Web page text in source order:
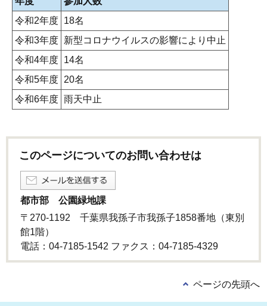
令和2年度 18名
令和3年度 新型コロナウイルスの影響により中止
令和4年度 14名
令和5年度 20名
令和6年度 雨天中止
このページについてのお問い合わせは
都市部 公園緑地課
〒270-1192 千葉県我孫子市我孫子1858番地（東別
館1階）
電話：04-7185-1542 ファクス：04-7185-4329
ページの先頭へ